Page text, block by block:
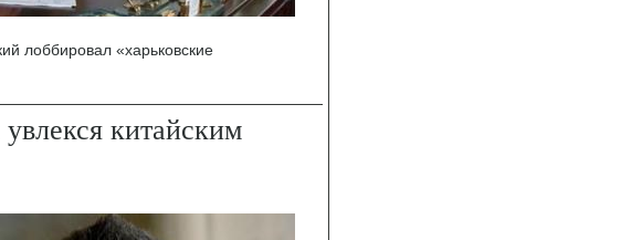
лоббировал «харьковские
китайским